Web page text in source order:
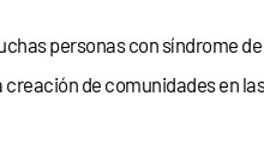
personas con síndrome
creación de comunidades en